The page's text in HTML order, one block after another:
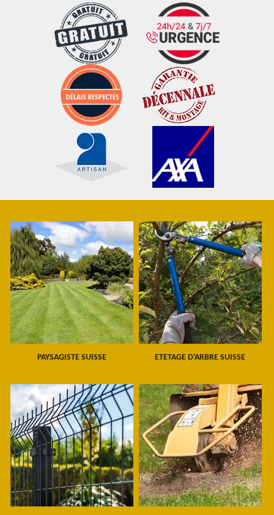
PAYSAGISTE SUISSE ETETAGE D'ARBRE SUISSE